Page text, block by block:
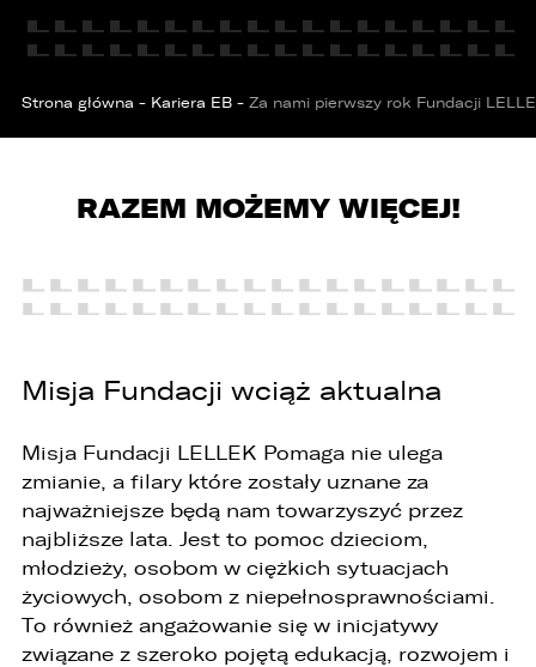
Strona główna - Kariera EB - Za nami pierwszy rok Fundacji
RAZEM MOŻEMY WIĘCEJ!
Misja Fundacji wciąż aktualna
Misja Fundacji LELLEK Pomaga nie ulega
zmianie, a filary które zostały uznane za
najważniejsze będą nam towarzyszyć przez
najbliższe lata. Jest to pomoc dzieciom,
młodzieży, osobom w ciężkich sytuacjach
życiowych, osobom z niepełnosprawnościami.
To również angażowanie się w inicjatywy
związane z szeroko pojętą edukacją, rozwojem i
W porównywarce mogą znajdować się
jednocześnie trzy samochody.
Wybierz samochód, który mamy zastąpić
Audi Q7 45 TDI quattro.
Wybierz gdzie chcesz udostępnić ofertę.
FACEBOOK
WHATSAPP